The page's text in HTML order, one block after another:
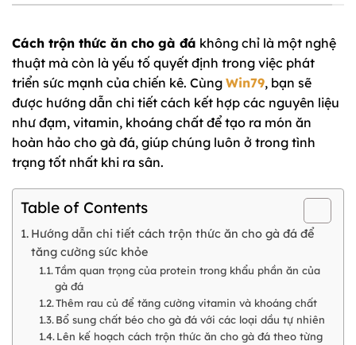
Cách trộn thức ăn cho gà đá không chỉ là một nghệ
thuật mà còn là yếu tố quyết định trong việc phát
triển sức mạnh của chiến kê. Cùng Win79, bạn sẽ
được hướng dẫn chi tiết cách kết hợp các nguyên liệu
như đạm, vitamin, khoáng chất để tạo ra món ăn
hoàn hảo cho gà đá, giúp chúng luôn ở trong tình
trạng tốt nhất khi ra sân.
Table of Contents
Hướng dẫn chi tiết cách trộn thức ăn cho gà đá để
tăng cường sức khỏe
Tầm quan trọng của protein trong khẩu phần ăn của
gà đá
Thêm rau củ để tăng cường vitamin và khoáng chất
Bổ sung chất béo cho gà đá với các loại dầu tự nhiên
Lên kế hoạch cách trộn thức ăn cho gà đá theo từng